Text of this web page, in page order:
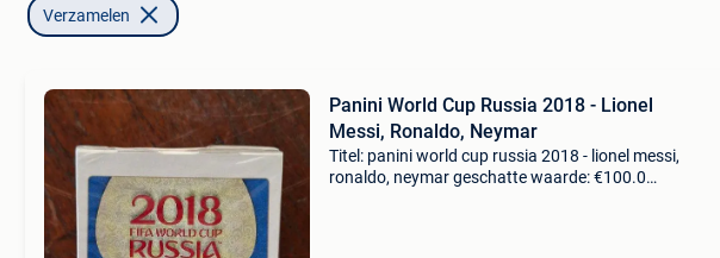
Verzamelen
Panini World Cup Russia 2018 - Lionel
Messi, Ronaldo, Neymar
Titel: panini world cup russia 2018 - lionel messi,
ronaldo, neymar geschatte waarde: €100.0